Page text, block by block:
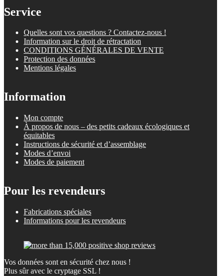
Service
Quelles sont vos questions ? Contactez-nous !
Information sur le droit de rétractation
CONDITIONS GÉNÉRALES DE VENTE
Protection des données
Mentions légales
Information
Mon compte
À propos de nous – des petits cadeaux écologiques et
équitables
Instructions de sécurité et d’assemblage
Modes d’envoi
Modes de paiement
Pour les revendeurs
Fabrications spéciales
Informations pour les revendeurs
Vos données sont en sécurité chez nous !
Plus sûr avec le cryptage SSL !